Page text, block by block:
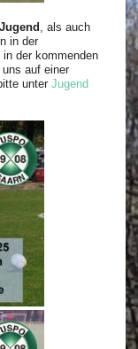
, als auch
in der
der kommenden
auf einer
unter Jugend